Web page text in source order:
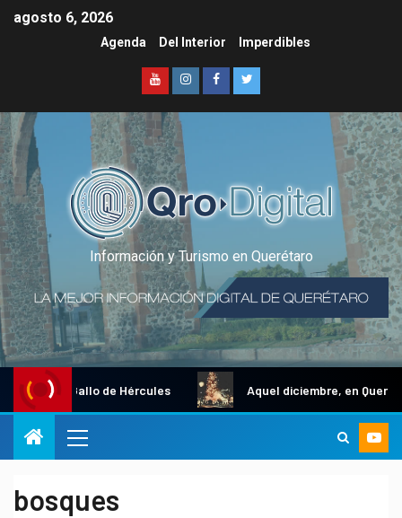
agosto 6, 2026
Agenda Del Interior Imperdibles
Información y Turismo en Querétaro
Gallo de Hércules Aquel diciembre, en Querétaro
bosques